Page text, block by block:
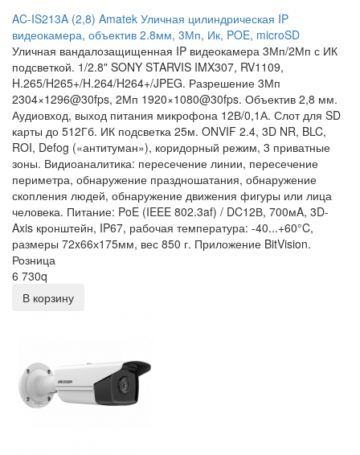
AC-IS213A (2,8) Amatek Уличная цилиндрическая IP
видеокамера, объектив 2.8мм, 3Мп, Ик, POE, microSD
Уличная вандалозащищенная IP видеокамера 3Мп/2Мп с ИК
подсветкой. 1/2.8" SONY STARVIS IMX307, RV1109,
H.265/H265+/H.264/H264+/JPEG. Разрешение 3Мп
2304×1296@30fps, 2Мп 1920×1080@30fps. Объектив 2,8 мм.
Аудиовход, выход питания микрофона 12В/0,1А. Слот для SD
карты до 512Гб. ИК подсветка 25м. ONVIF 2.4, 3D NR, BLC,
ROI, Defog («антитуман»), коридорный режим, 3 приватные
зоны. Видиоаналитика: пересечение линии, пересечение
периметра, обнаружение праздношатания, обнаружение
скопления людей, обнаружение движения фигуры или лица
человека. Питание: PoE (IEEE 802.3af) / DC12В, 700мA, 3D-
Axis кронштейн, IP67, рабочая температура: -40...+60°C,
размеры 72x66х175мм, вес 850 г. Приложение BitVision.
Розница
6 730q
В корзину